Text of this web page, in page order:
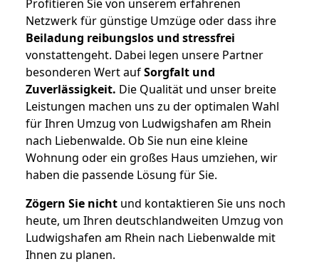
Profitieren Sie von unserem erfahrenen
Netzwerk für günstige Umzüge oder dass ihre
Beiladung reibungslos und stressfrei
vonstattengeht. Dabei legen unsere Partner
besonderen Wert aufSorgfalt und
Zuverlässigkeit. Die Qualität und unser breite
Leistungen machen uns zu der optimalen Wahl
für Ihren Umzug von Ludwigshafen am Rhein
nach Liebenwalde. Ob Sie nun eine kleine
Wohnung oder ein großes Haus umziehen, wir
haben die passende Lösung für Sie.
Zögern Sie nicht und kontaktieren Sie uns noch
heute, um Ihren deutschlandweiten Umzug von
Ludwigshafen am Rhein nach Liebenwalde mit
Ihnen zu planen.